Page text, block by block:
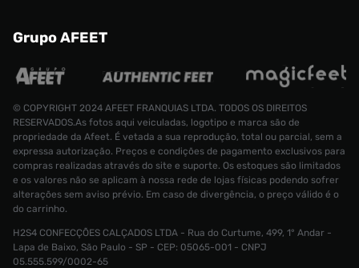
Tênis adidas Rivalry Lux Low Infantil
Grupo AFEET
© COPYRIGHT 2024 AFEET FRANQUIAS LTDA. TODOS OS DIREITOS
RESERVADOS.As fotos aqui veiculadas, logotipo e marca são de
propriedade da Afeet. É vetada a sua reprodução, total ou parcial, sem a
expressa autorização. Preços e condições de pagamento exclusivos para
compras realizadas através do site e suporte. Os estoques são limitados
e os valores não se aplicam à nossa rede de lojas físicas podendo sofrer
alterações sem aviso prévio. Em caso de divergência, o preço válido é o
do carrinho.
H2S4 CONFECÇÕES CALÇADOS LTDA - Rua do Curtume, 499, 1° Andar -
Lapa de Baixo, São Paulo - SP - CEP: 05065-001 - CNPJ
05.555.599/0002-65